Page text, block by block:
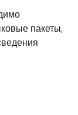
пакеты,